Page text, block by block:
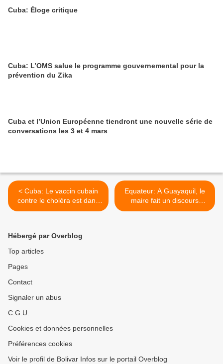
Cuba: Éloge critique
Cuba: L’OMS salue le programme gouvernemental pour la
prévention du Zika
Cuba et l’Union Européenne tiendront une nouvelle série de
conversations les 3 et 4 mars
< Cuba: Le vaccin cubain
contre le choléra est dans
la 2° phase d'essais
Equateur: A Guayaquil, le
maire fait un discours
apocalyptique >
Hébergé par Overblog
Top articles
Pages
Contact
Signaler un abus
C.G.U.
Cookies et données personnelles
Préférences cookies
Voir le profil de Bolivar Infos sur le portail Overblog